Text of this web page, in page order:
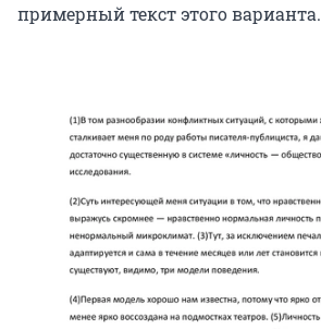
примерный текст этого варианта.